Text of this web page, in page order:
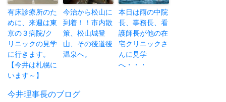
有床診療所のた
めに、来週は東
京の３病院/ク
リニックの見学
に行きます。
【今井は札幌に
います～】
今治から松山に
到着！！市内散
策、松山城登
山、その後道後
温泉へ。
本日は雨の中院
長、事務長、看
護師長が他の在
宅クリニックさ
んに見学
へ・・・
投
今井理事長のブログ